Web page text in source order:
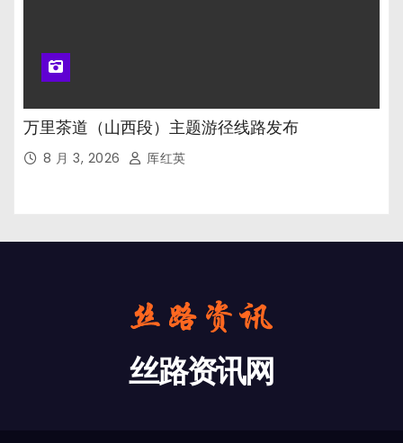
万里茶道（山西段）主题游径线路发布
8 月 3, 2026 厍红英
丝路资讯网